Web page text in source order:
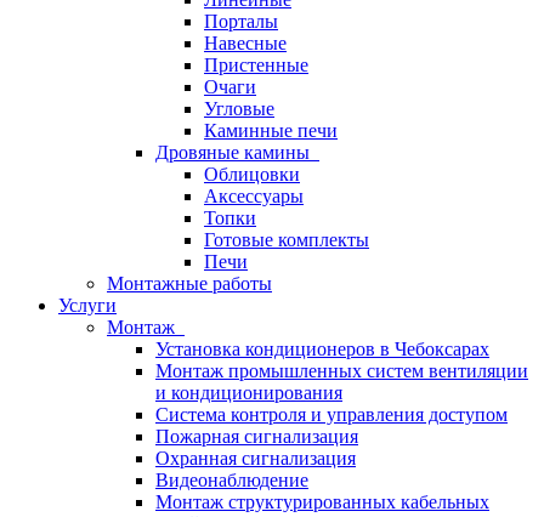
Порталы
Навесные
Пристенные
Очаги
Угловые
Каминные печи
Дровяные камины
Облицовки
Аксессуары
Топки
Готовые комплекты
Печи
Монтажные работы
Услуги
Монтаж
Установка кондиционеров в Чебоксарах
Монтаж промышленных систем вентиляции
и кондиционирования
Система контроля и управления доступом
Пожарная сигнализация
Охранная сигнализация
Видеонаблюдение
Монтаж структурированных кабельных